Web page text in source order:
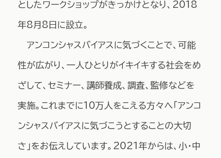
としたワークショップがきっかけとなり、2018
年8月8日に設立。
アンコンシャスバイアスに気づくことで、可能
性が広がり、一人ひとりがイキイキする社会をめ
ざして、セミナー、講師養成、調査、監修などを
実施。これまでに10万人をこえる方々へ「アンコ
ンシャスバイアスに気づこうとすることの大切
さ」をお伝えしています。2021年からは、小・中